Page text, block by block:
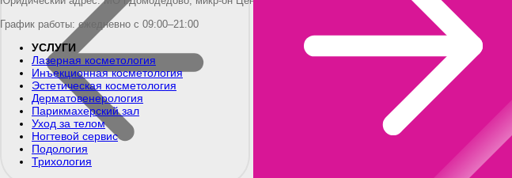
График работы: ежедневно с 09:00–21:00
УСЛУГИ
Лазерная косметология
Инъекционная косметология
Эстетическая косметология
Дерматовенерология
Парикмахерский зал
Уход за телом
Ногтевой сервис
Подология
Трихология